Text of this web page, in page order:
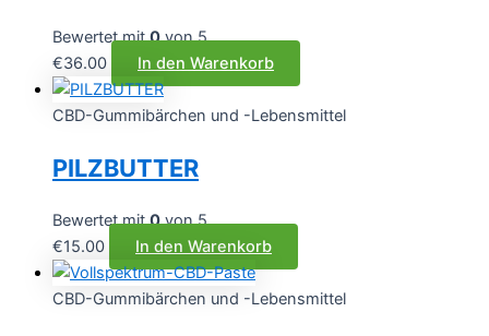
Bewertet mit0von 5
€36.00 In den Warenkorb
CBD-Gummibärchen und -Lebensmittel
PILZBUTTER
Bewertet mit0von 5
€15.00 In den Warenkorb
CBD-Gummibärchen und -Lebensmittel